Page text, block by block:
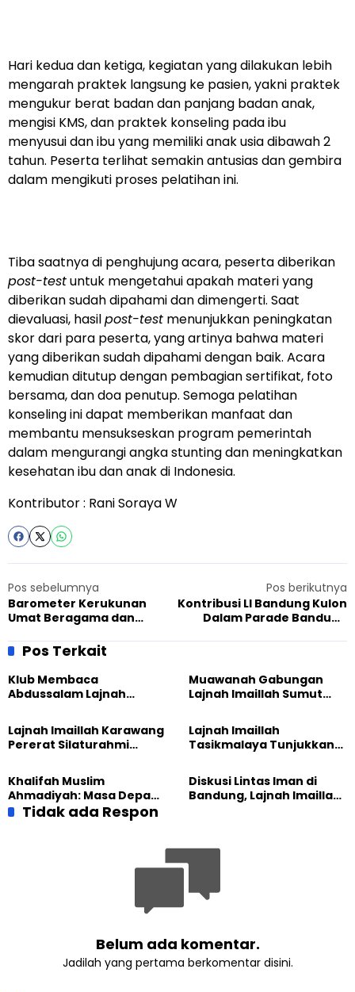
Hari kedua dan ketiga, kegiatan yang dilakukan lebih
mengarah praktek langsung ke pasien, yakni praktek
mengukur berat badan dan panjang badan anak,
mengisi KMS, dan praktek konseling pada ibu
menyusui dan ibu yang memiliki anak usia dibawah 2
tahun. Peserta terlihat semakin antusias dan gembira
dalam mengikuti proses pelatihan ini.
Tiba saatnya di penghujung acara, peserta diberikan
post-testuntuk mengetahui apakah materi yang
diberikan sudah dipahami dan dimengerti. Saat
dievaluasi, hasilpost-test menunjukkan peningkatan
skor dari para peserta, yang artinya bahwa materi
yang diberikan sudah dipahami dengan baik. Acara
kemudian ditutup dengan pembagian sertifikat, foto
bersama, dan doa penutup. Semoga pelatihan
konseling ini dapat memberikan manfaat dan
membantu mensukseskan program pemerintah
dalam mengurangi angka stunting dan meningkatkan
kesehatan ibu dan anak di Indonesia.
Kontributor : Rani Soraya W
Pos sebelumnya
Barometer Kerukunan
Umat Beragama dan
Ngadirejo
Pos berikutnya
Kontribusi LI Bandung Kulon
Dalam Parade Bandung
Kampung Toleransi
Pos Terkait
Klub Membaca
Abdussalam Lajnah
Gelar Diskusi dan
Tadabbur Alam
Muawanah Gabungan
Lajnah Imaillah Sumut
hingga Edukasi Tangani
Sampah
Lajnah Imaillah Karawang
Pererat Silaturahmi
Masak Bersama
Lajnah Imaillah
Tasikmalaya Tunjukkan
Bangun Ekonomi
Keluarga
Khalifah Muslim
Ahmadiyah: Masa Depan
Anak Dimulai dari
Perempuan yang Terus
Diskusi Lintas Iman di
Bandung, Lajnah Imaillah
Tidak ada Respon
Belum ada komentar.
Jadilah yang pertama berkomentar disini.